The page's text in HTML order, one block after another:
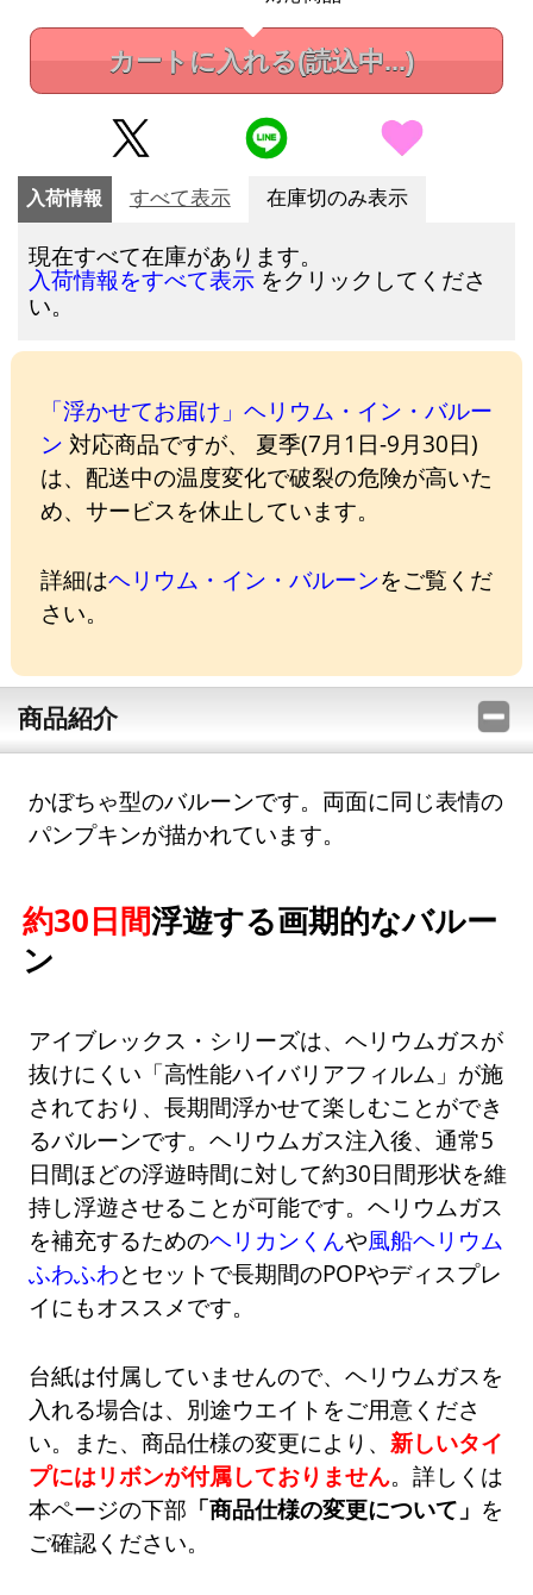
カートに入れる(読込中...)
入荷情報 すべて表示 在庫切のみ表示
現在すべて在庫があります。
入荷情報をすべて表示 をクリックしてくださ
い。
「浮かせてお届け」ヘリウム・イン・バルー
ン 対応商品ですが、 夏季(7月1日-9月30日)
は、配送中の温度変化で破裂の危険が高いた
め、サービスを休止しています。
詳細はヘリウム・イン・バルーンをご覧くだ
さい。
商品紹介
かぼちゃ型のバルーンです。両面に同じ表情の
パンプキンが描かれています。
約30日間浮遊する画期的なバルー
ン
アイブレックス・シリーズは、ヘリウムガスが
抜けにくい「高性能ハイバリアフィルム」が施
されており、長期間浮かせて楽しむことができ
るバルーンです。ヘリウムガス注入後、通常5
日間ほどの浮遊時間に対して約30日間形状を維
持し浮遊させることが可能です。ヘリウムガス
を補充するためのヘリカンくんや風船ヘリウム
ふわふわとセットで長期間のPOPやディスプレ
イにもオススメです。
台紙は付属していませんので、ヘリウムガスを
入れる場合は、別途ウエイトをご用意くださ
い。また、商品仕様の変更により、 新しいタイ
プにはリボンが付属しておりません。詳しくは
本ページの下部 「商品仕様の変更について」 を
ご確認ください。